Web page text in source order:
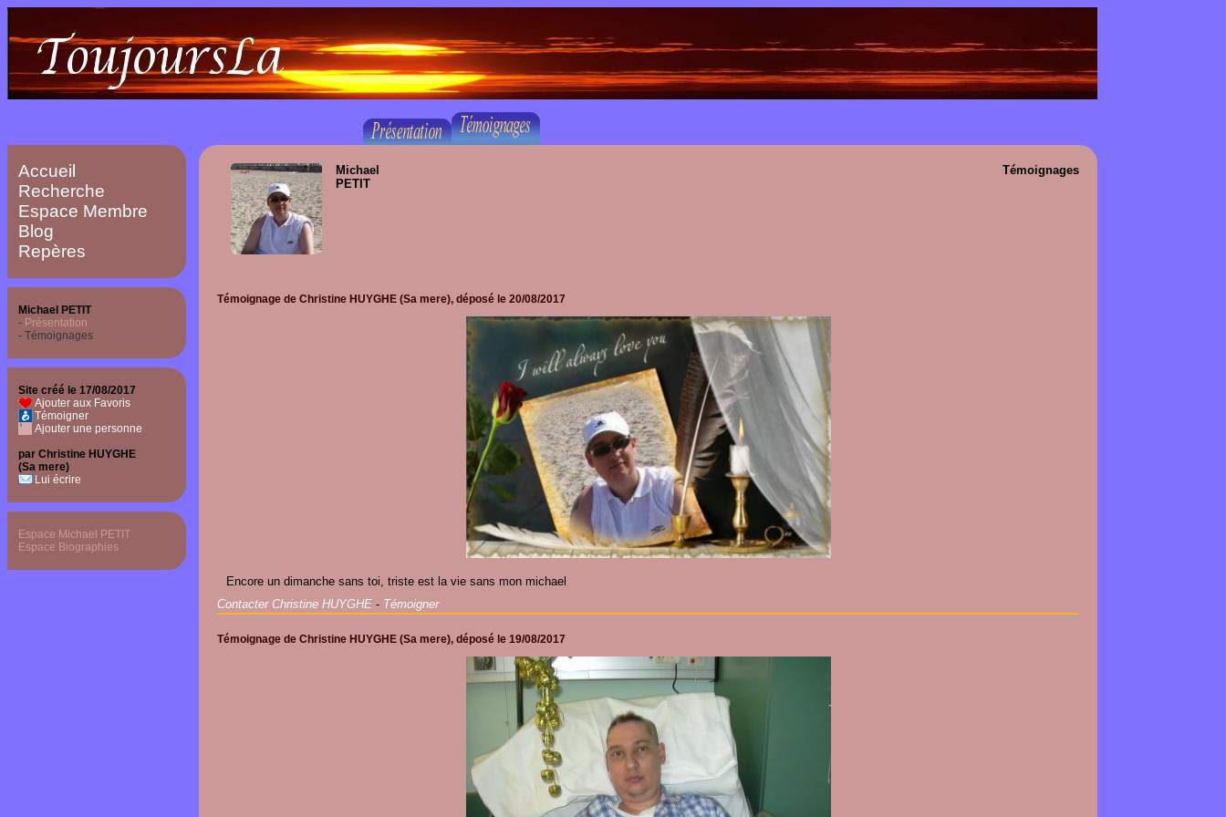
Accueil
Recherche
Espace Membre
Blog
Repères
Michael PETIT
- Présentation
- Témoignages
Site créé le 17/08/2017
Ajouter aux Favoris
Témoigner
Ajouter une personne
par Christine HUYGHE
(Sa mere)
Lui écrire
Espace Michael PETIT
Espace Biographies
Michael
PETIT
Témoignages
Témoignage de Christine HUYGHE (Sa mere), déposé le 20/08/2017
Encore un dimanche sans toi, triste est la vie sans mon michael
Contacter Christine HUYGHE - Témoigner
Témoignage de Christine HUYGHE (Sa mere), déposé le 19/08/2017